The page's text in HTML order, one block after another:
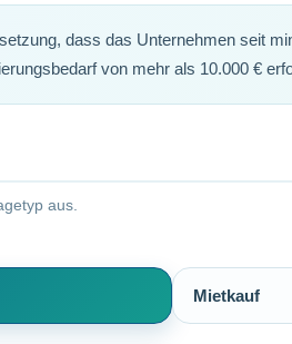
dass das Unternehmen seit
von mehr als 10.000 €
aus.
Mietkauf